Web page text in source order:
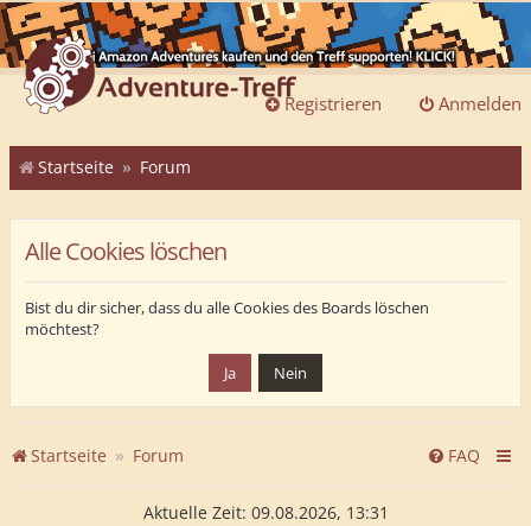
Anmelden
Registrieren
Startseite Forum
Alle Cookies löschen
Bist du dir sicher, dass du alle Cookies des Boards löschen
möchtest?
Startseite Forum FAQ
Aktuelle Zeit: 09.08.2026, 13:31